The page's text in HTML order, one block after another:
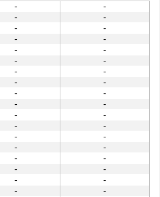
-
-
-
-
-
-
-
-
-
-
-
-
-
-
-
-
-
-
-
-
-
-
-
-
-
-
-
-
-
-
-
-
-
-
-
-